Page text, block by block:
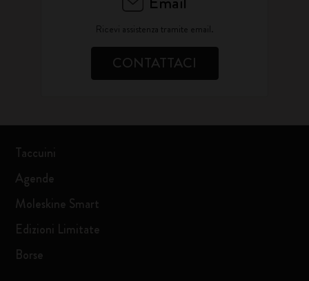
Ricevi assistenza tramite email.
CONTATTACI
Taccuini
Agende
Moleskine Smart
Edizioni Limitate
Borse